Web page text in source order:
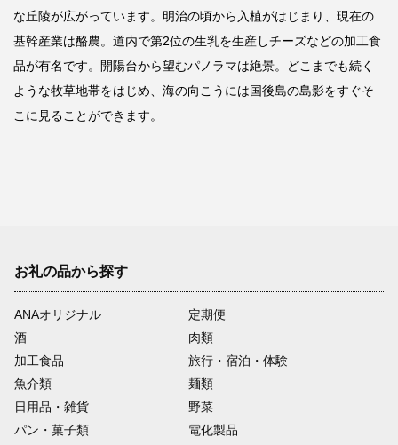
な丘陵が広がっています。明治の頃から入植がはじまり、現在の
基幹産業は酪農。道内で第2位の生乳を生産しチーズなどの加工食
品が有名です。開陽台から望むパノラマは絶景。どこまでも続く
ような牧草地帯をはじめ、海の向こうには国後島の島影をすぐそ
こに見ることができます。
お礼の品から探す
ANAオリジナル
定期便
酒
肉類
加工食品
旅行・宿泊・体験
魚介類
麺類
日用品・雑貨
野菜
パン・菓子類
電化製品